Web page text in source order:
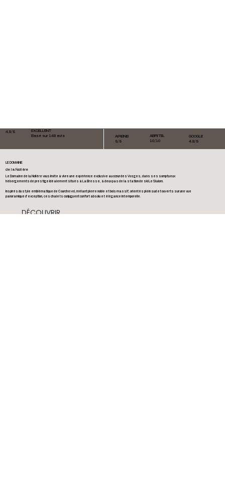
4.9/5
EXCELLENT
Basé sur 148 avis
AIRBNB
5/5
ABRITEL
10/10
GOOGLE
4.8/5
LE DOMAINE
de la Nolière
Le Domaine de la Nolière vous invite à vivre une expérience exclusive au cœur des Vosges, dans ses somptueux
hébergements de prestige idéalement situés à La Bresse, à deux pas de la station de ski Le Slalom.
Inspirés du style emblématique de Courchevel, mêlant pierre noble et bois massif, orientés plein sud et ouverts sur une vue
panoramique d’exception, ces chalets conjuguent confort absolu et élégance intemporelle.
DÉCOUVRIR